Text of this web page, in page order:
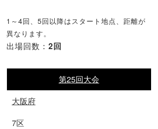
1～4回、5回以降はスタート地点、距離が
異なります。
出場回数： 2回
第25回大会
大阪府
7区